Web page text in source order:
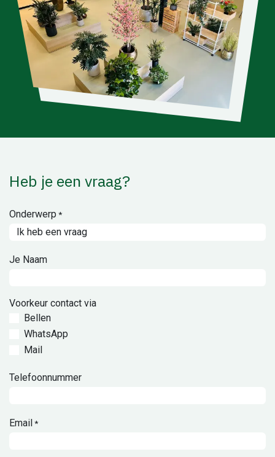
Heb je een vraag?
Onderwerp *
Je Naam
Voorkeur contact via
Bellen
WhatsApp
Mail
Telefoonnummer
Email*